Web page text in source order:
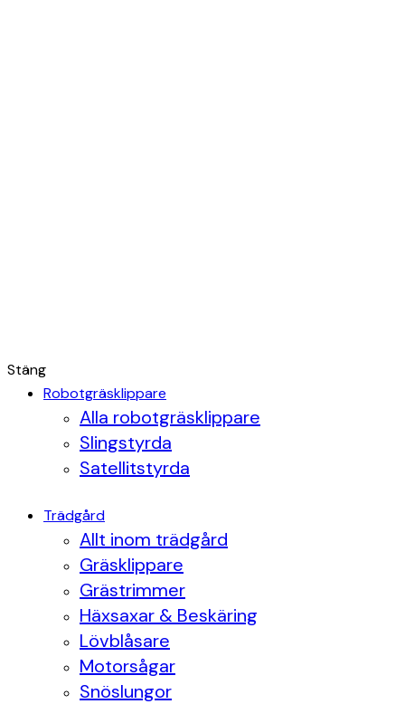
Stäng
Robotgräsklippare
Alla robotgräsklippare
Slingstyrda
Satellitstyrda
Trädgård
Allt inom trädgård
Gräsklippare
Grästrimmer
Häxsaxar & Beskäring
Lövblåsare
Motorsågar
Snöslungor